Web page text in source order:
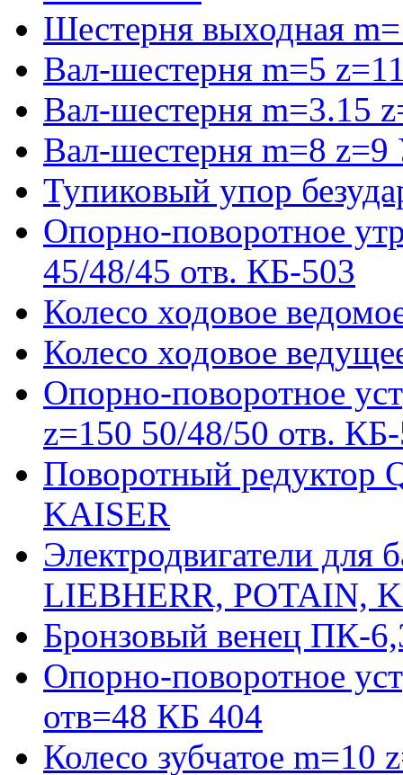
Шестерня выходная
Вал-шестерня m=5
Вал-шестерня m=3.15
Вал-шестерня m=8
Тупиковый упор
Опорно-поворотное
45/48/45 отв. КБ-503
Колесо ходовое
Колесо ходовое
Опорно-поворотное
z=150 50/48/50 отв.
Поворотный редуктор
KAISER
Электродвигатели для
LIEBHERR, POTAIN,
Бронзовый венец ПК-
Опорно-поворотное
отв=48 КБ 404
Колесо зубчатое